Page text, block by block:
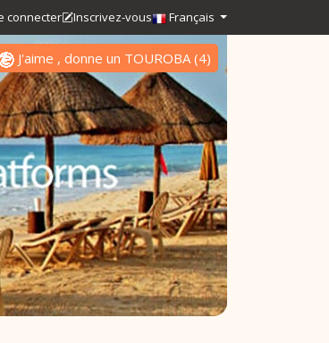
connecter Inscrivez-vous Français
J'aime , donne un TOUROBA(4)